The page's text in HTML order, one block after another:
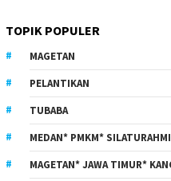
TOPIK POPULER
MAGETAN
PELANTIKAN
TUBABA
MEDAN* PMKM*
MAGETAN* JAWA TIMUR*